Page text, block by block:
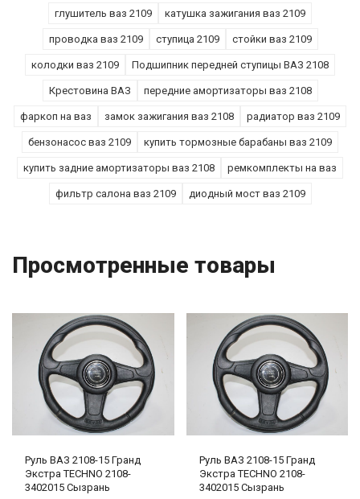
глушитель ваз 2109 катушка зажигания ваз 2109
проводка ваз 2109 ступица 2109 стойки ваз 2109
колодки ваз 2109 Подшипник передней ступицы ВАЗ 2108
Крестовина ВАЗ передние амортизаторы ваз 2108
фаркоп на ваз замок зажигания ваз 2108 радиатор ваз 2109
бензонасос ваз 2109 купить тормозные барабаны ваз 2109
купить задние амортизаторы ваз 2108 ремкомплекты на ваз
фильтр салона ваз 2109 диодный мост ваз 2109
Просмотренные товары
Руль ВАЗ 2108-15 Гранд
Экстра TECHNO 2108-
3402015 Сызрань
Руль ВАЗ 2108-15 Гранд
Экстра TECHNO 2108-
3402015 Сызрань